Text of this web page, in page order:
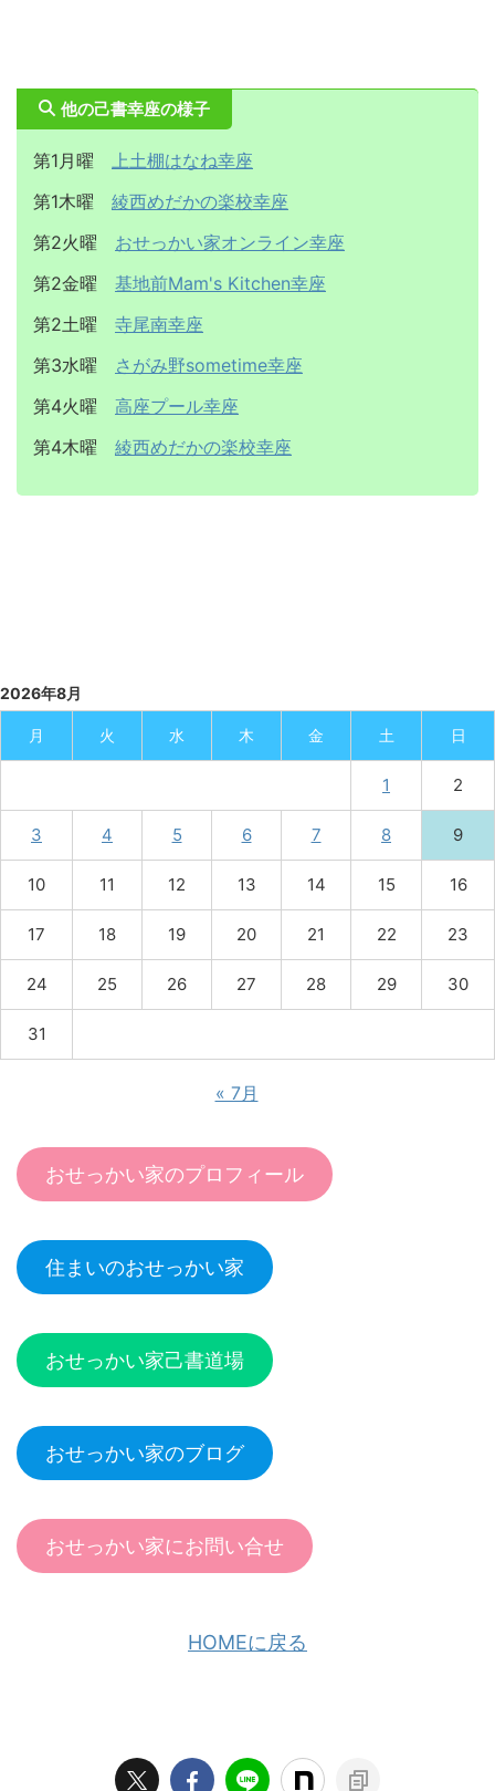
他の己書幸座の様子
第1月曜
上土棚はなね幸座
第1木曜 綾西めだかの楽校幸座
第2火曜 おせっかい家オンライン幸座
第2金曜 基地前Mam's Kitchen幸座
第2土曜 寺尾南幸座
第3水曜 さがみ野sometime幸座
第4火曜 高座プール幸座
第4木曜 綾西めだかの楽校幸座
2026年8月
月 火 水 木 金 土 日
1 2
3 4 5 6 7 8 9
10 11 12 13 14 15 16
17 18 19 20 21 22 23
24 25 26 27 28 29 30
31
« 7月
おせっかい家のプロフィール
住まいのおせっかい家
おせっかい家己書道場
おせっかい家のブログ
おせっかい家にお問い合せ
HOMEに戻る